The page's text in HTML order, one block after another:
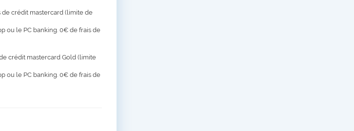
crédit mastercard (limite de
ou le PC banking. 0€ de frais de
crédit mastercard Gold (limite
ou le PC banking. 0€ de frais de